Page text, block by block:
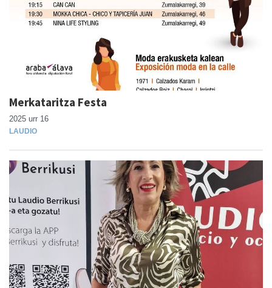
Merkataritza Festa
2025 urr 16
LAUDIO